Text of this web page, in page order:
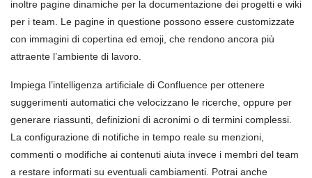
inoltre pagine dinamiche per la documentazione dei progetti e wiki
per i team. Le pagine in questione possono essere customizzate
con immagini di copertina ed emoji, che rendono ancora più
attraente l’ambiente di lavoro.
Impiega l’intelligenza artificiale di Confluence per ottenere
suggerimenti automatici che velocizzano le ricerche, oppure per
generare riassunti, definizioni di acronimi o di termini complessi.
La configurazione di notifiche in tempo reale su menzioni,
commenti o modifiche ai contenuti aiuta invece i membri del team
a restare informati su eventuali cambiamenti. Potrai anche